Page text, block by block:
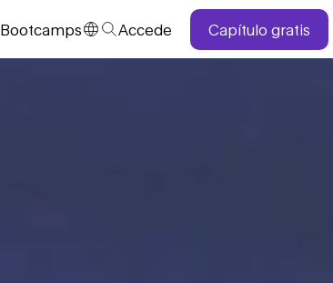
Bootcamps Accede Capítulo gratis